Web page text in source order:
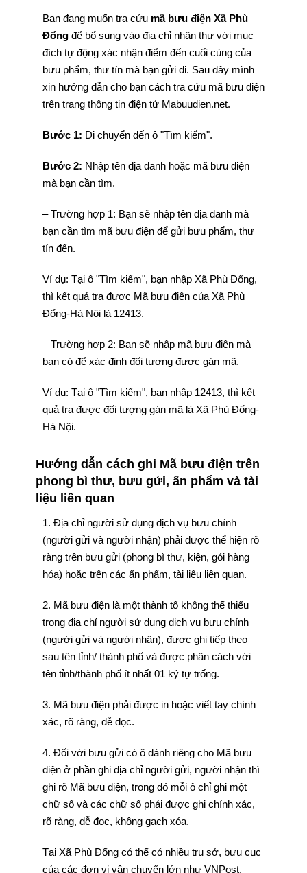
Bạn đang muốn tra cứu mã bưu điện Xã Phù
Đổng để bổ sung vào địa chỉ nhận thư với mục
đích tự động xác nhận điểm đến cuối cùng của
bưu phẩm, thư tín mà bạn gửi đi. Sau đây mình
xin hướng dẫn cho bạn cách tra cứu mã bưu điện
trên trang thông tin điện tử Mabuudien.net.
Bước 1: Di chuyển đến ô "Tìm kiếm".
Bước 2: Nhập tên địa danh hoặc mã bưu điện
mà bạn cần tìm.
– Trường hợp 1: Bạn sẽ nhập tên địa danh mà
bạn cần tìm mã bưu điện để gửi bưu phẩm, thư
tín đến.
Ví dụ: Tại ô "Tìm kiếm", bạn nhập Xã Phù Đổng,
thì kết quả tra được Mã bưu điện của Xã Phù
Đổng-Hà Nội là 12413.
– Trường hợp 2: Bạn sẽ nhập mã bưu điện mà
bạn có để xác định đối tượng được gán mã.
Ví dụ: Tại ô "Tìm kiếm", bạn nhập 12413, thì kết
quả tra được đối tượng gán mã là Xã Phù Đổng-
Hà Nội.
Hướng dẫn cách ghi Mã bưu điện trên
phong bì thư, bưu gửi, ấn phẩm và tài
liệu liên quan
1. Địa chỉ người sử dụng dịch vụ bưu chính
(người gửi và người nhận) phải được thể hiện rõ
ràng trên bưu gửi (phong bì thư, kiện, gói hàng
hóa) hoặc trên các ấn phẩm, tài liệu liên quan.
2. Mã bưu điện là một thành tố không thể thiếu
trong địa chỉ người sử dụng dịch vụ bưu chính
(người gửi và người nhận), được ghi tiếp theo
sau tên tỉnh/ thành phố và được phân cách với
tên tỉnh/thành phố ít nhất 01 ký tự trống.
3. Mã bưu điện phải được in hoặc viết tay chính
xác, rõ ràng, dễ đọc.
4. Đối với bưu gửi có ô dành riêng cho Mã bưu
điện ở phần ghi địa chỉ người gửi, người nhận thì
ghi rõ Mã bưu điện, trong đó mỗi ô chỉ ghi một
chữ số và các chữ số phải được ghi chính xác,
rõ ràng, dễ đọc, không gạch xóa.
Tại Xã Phù Đổng có thể có nhiều trụ sở, bưu cục
của các đơn vị vận chuyển lớn như VNPost.